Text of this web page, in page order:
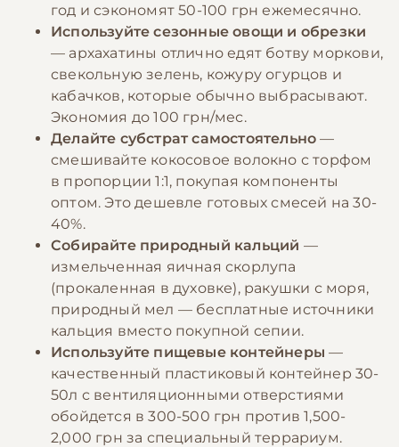
год и сэкономят 50-100 грн ежемесячно.
Используйте сезонные овощи и обрезки
— архахатины отлично едят ботву моркови,
свекольную зелень, кожуру огурцов и
кабачков, которые обычно выбрасывают.
Экономия до 100 грн/мес.
Делайте субстрат самостоятельно —
смешивайте кокосовое волокно с торфом
в пропорции 1:1, покупая компоненты
оптом. Это дешевле готовых смесей на 30-
40%.
Собирайте природный кальций —
измельченная яичная скорлупа
(прокаленная в духовке), ракушки с моря,
природный мел — бесплатные источники
кальция вместо покупной сепии.
Используйте пищевые контейнеры —
качественный пластиковый контейнер 30-
50л с вентиляционными отверстиями
обойдется в 300-500 грн против 1,500-
2,000 грн за специальный террариум.